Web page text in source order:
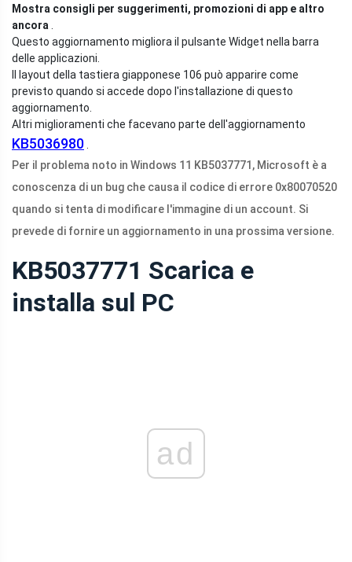
Mostra consigli per suggerimenti, promozioni di app e altro
ancora
Questo aggiornamento migliora il pulsante Widget nella barra
delle applicazioni.
Il layout della tastiera giapponese 106 può apparire come
previsto quando si accede dopo l'installazione di questo
aggiornamento.
Altri miglioramenti che facevano parte dell'aggiornamento
KB5036980
Per il problema noto in Windows 11 KB5037771, Microsoft è a
conoscenza di un bug che causa il codice di errore 0x80070520
quando si tenta di modificare l'immagine di un account. Si
prevede di fornire un aggiornamento in una prossima versione.
KB5037771 Scarica e
installa sul PC
ad